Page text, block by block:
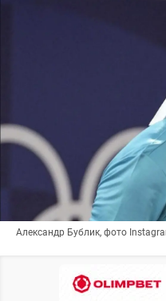
Александр Бублик, фото